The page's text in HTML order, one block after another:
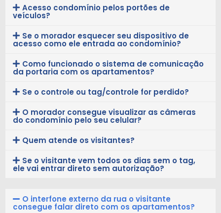
Acesso condomínio pelos portões de
veículos?
Se o morador esquecer seu dispositivo de
acesso como ele entrada ao condomínio?
Como funcionado o sistema de comunicação
da portaria com os apartamentos?
Se o controle ou tag/controle for perdido?
O morador consegue visualizar as câmeras
do condomínio pelo seu celular?
Quem atende os visitantes?
Se o visitante vem todos os dias sem o tag,
ele vai entrar direto sem autorização?
O interfone externo da rua o visitante
consegue falar direto com os apartamentos?